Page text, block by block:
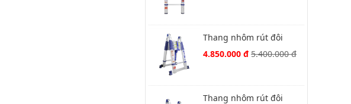
Thang nhôm rút đôi
Nikawa NK-56AI-Pri
4.850.000 đ5.400.000 đ
Thang nhôm rút đôi